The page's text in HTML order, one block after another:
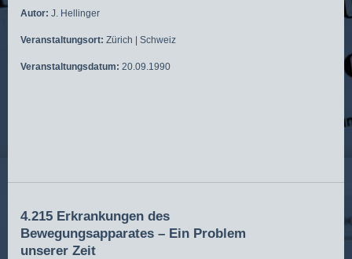
Autor: J. Hellinger
Veranstaltungsort: Zürich | Schweiz
Veranstaltungsdatum: 20.09.1990
4.215 Erkrankungen des
Bewegungsapparates – Ein Problem
unserer Zeit